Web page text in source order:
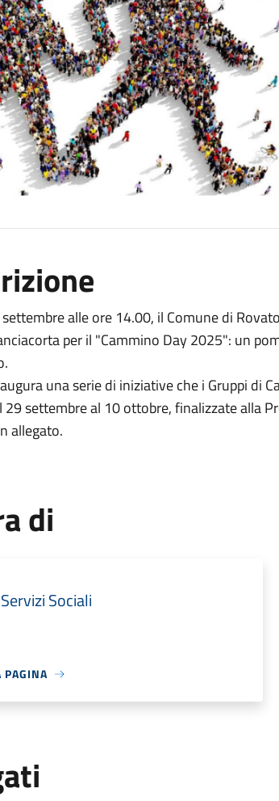
alle ore 14.00, il Comune di
per il "Cammino Day 2025": un
una serie di iniziative che i Gruppi di
29 settembre al 10 ottobre, finalizzate alla
allegato.
di
Sociali
PAGINA